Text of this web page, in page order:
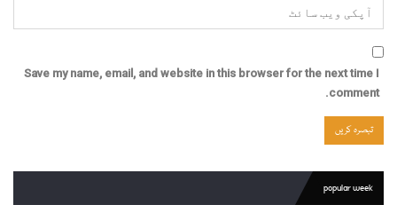
Save my name, email, and website in this browser for the next time I
comment.
popular week